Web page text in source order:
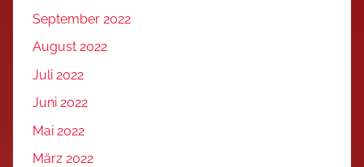
September 2022
August 2022
Juli 2022
Juni 2022
Mai 2022
März 2022